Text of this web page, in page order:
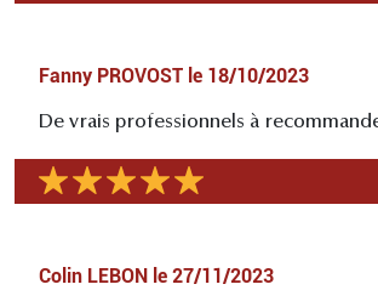
Fanny PROVOST le 18/10/2023
De vrais professionnels à
Colin LEBON le 27/11/2023